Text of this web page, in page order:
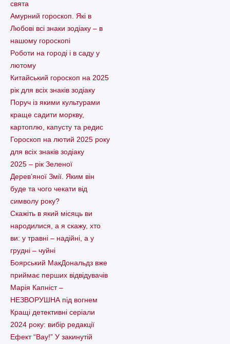
свята
Амурний гороскоп. Які в
Любові всі знаки зодіаку – в
нашому гороскопі
Pоботи на городі і в саду у
лютому
Китайський гороскоп на 2025
рік для всіх знаків зодіаку
Поруч із якими культурами
краще садити моркву,
картоплю, капусту та редис
Гороскоп на лютий 2025 року
для всіх знаків зодіаку
2025 – рік Зеленої
Дерев’яної Змії. Яким він
буде та чого чекати від
символу року?
Скажіть в який місяць ви
народилися, а я скажу, хто
ви: у травні – надійні, а у
грудні – чуйні
Боярський МакДональдз вже
приймає перших відвідувачів
Марія Капніст –
НЕЗВОРУШНА під вогнем
Кращі детективні серіали
2024 року: вибір редакції
Ефект “Вау!” У закинутій